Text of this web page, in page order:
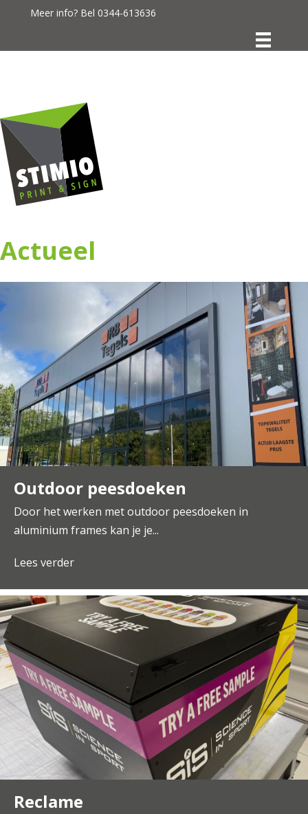
Meer info? Bel 0344-613636
Actueel
Outdoor peesdoeken
Door het werken met outdoor peesdoeken in
aluminium frames kan je je...
Lees verder
Reclame